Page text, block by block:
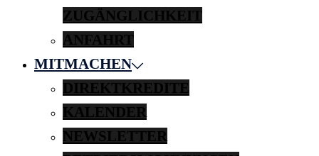
ZUGÄNGLICHKEIT
ANFAHRT
MITMACHEN
DIREKTKREDITE
KALENDER
NEWSLETTER